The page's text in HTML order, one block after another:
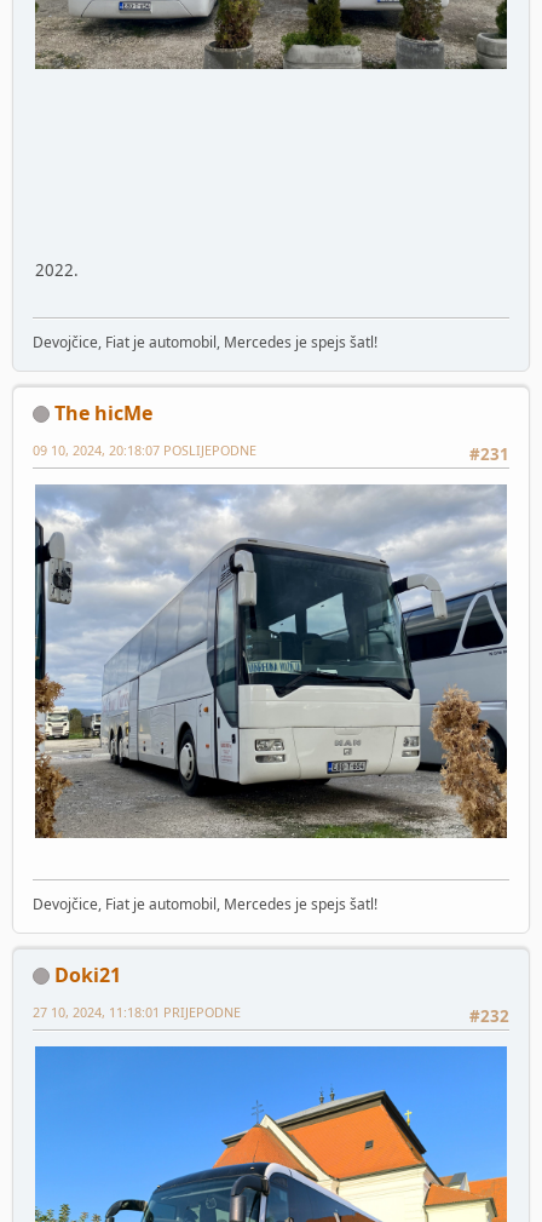
2022.
Devojčice, Fiat je automobil, Mercedes je spejs šatl!
The hicMe
#231
09 10, 2024, 20:18:07 POSLIJEPODNE
Devojčice, Fiat je automobil, Mercedes je spejs šatl!
Doki21
#232
27 10, 2024, 11:18:01 PRIJEPODNE